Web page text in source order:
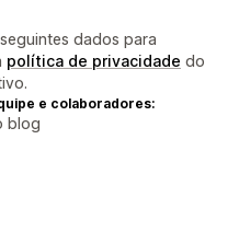
dados para
política de privacidade do
e colaboradores:
blog